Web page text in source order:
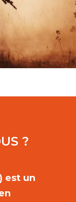
?
est un